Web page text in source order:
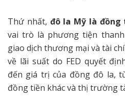
Thứ nhất, đô la Mỹ là
vai trò là phương tiện
giao dịch thương mại và tài
về lãi suất do FED quyết
đến giá trị của đồng đô la,
đồng tiền khác và thị trường